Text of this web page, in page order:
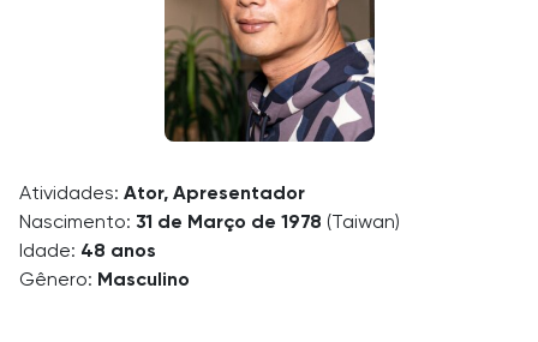
Atividades: Ator, Apresentador
Nascimento: 31 de Março de 1978 (Taiwan)
Idade: 48 anos
Gênero: Masculino